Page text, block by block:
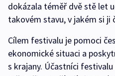
dokázala téměř dvě stě let
takovém stavu, v jakém si ji
Cílem festivalu je pomoci
ekonomické situaci a
s krajany. Účastníci